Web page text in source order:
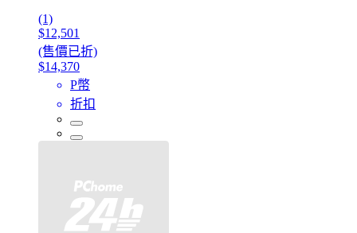
(1)
$12,501
(售價已折)
$14,370
P幣
折扣